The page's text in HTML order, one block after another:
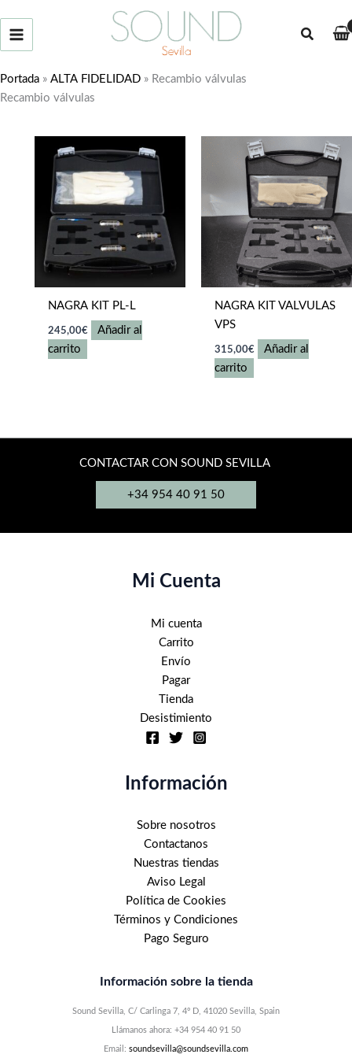
Buscar
Portada » ALTA FIDELIDAD » Recambio válvulas
Recambio válvulas
NAGRA KIT PL-L
245,00€
Añadir al
carrito
NAGRA KIT VALVULAS
VPS
315,00€
Añadir al
carrito
CONTACTAR CON SOUND SEVILLA
+34 954 40 91 50
Mi Cuenta
Mi cuenta
Carrito
Envío
Pagar
Tienda
Desistimiento
Información
Sobre nosotros
Contactanos
Nuestras tiendas
Aviso Legal
Política de Cookies
Términos y Condiciones
Pago Seguro
Información sobre la tienda
Sound Sevilla, C/ Carlinga 7, 4º D, 41020 Sevilla, Spain
Llámanos ahora: +34 954 40 91 50
Email: soundsevilla@soundsevilla.com